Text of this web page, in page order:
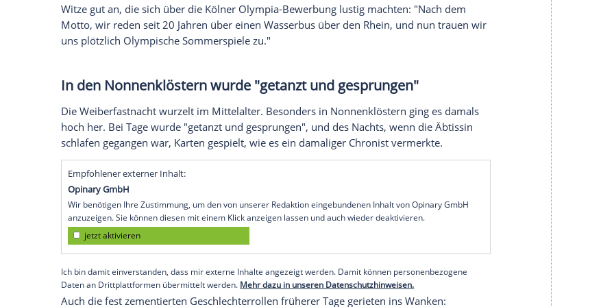
aufeinander abgestimmt verkleidet, "und das stärkt das Zugehörigkeitsgefühl für diese
Gruppe".
Karneval kann die derzeitige Wagenburgmentalität aufbrechen
Der Psychotherapeut Wolfgang Oelsner, Autor des Buchs "Fest der Sehnsüchte - Warum
Menschen Karneval brauchen", bezeichnet Karneval als "Urlaub von der Wirklichkeit".
"Man darf anders angesprochen werden, man darf mal entspannt sein. Das Leben wird ein
wenig leichter", so Oelsner.
Nach Überzeugung des Psychologen Stephan Grünewald hat der Karneval das Potenzial,
die derzeitige "Wagenburgmentalität" in Teilen der Gesellschaft aufzubrechen und
Menschen aus verschiedenen Lagern zumindest kurzzeitig zusammenzuführen: "Diese
ungeheure verbindende Kraft in Zeiten, wo alles auseinanderfliegt, ist wohltuend", so
Grünewald.